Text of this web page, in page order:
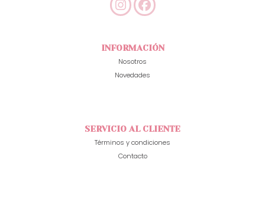
INFORMACIÓN
Nosotros
Novedades
SERVICIO AL CLIENTE
Términos y condiciones
Contacto